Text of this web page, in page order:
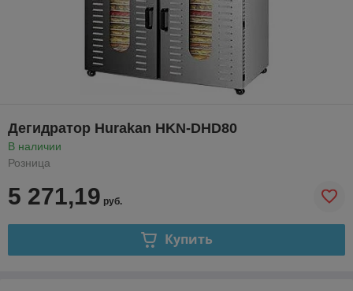
Дегидратор Hurakan HKN-DHD80
В наличии
Розница
5 271,19 руб.
Купить